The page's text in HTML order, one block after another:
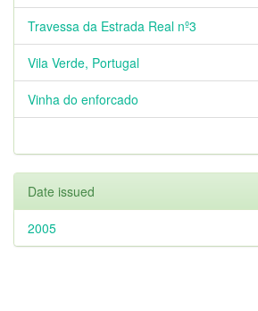
Travessa da Estrada Real nº3
Vila Verde, Portugal
Vinha do enforcado
Date issued
2005